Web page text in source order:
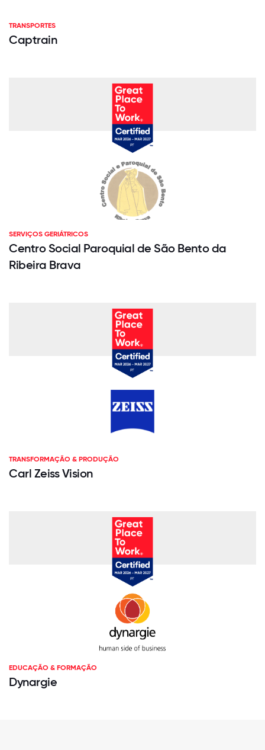
TRANSPORTES
Captrain
SERVIÇOS GERIÁTRICOS
Centro Social Paroquial de São Bento da
Ribeira Brava
TRANSFORMAÇÃO & PRODUÇÃO
Carl Zeiss Vision
EDUCAÇÃO & FORMAÇÃO
Dynargie